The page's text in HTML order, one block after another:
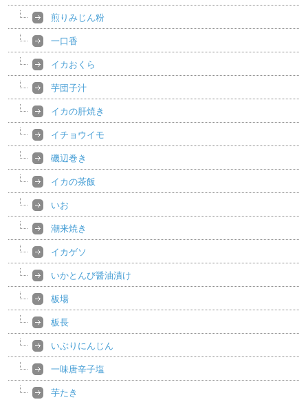
煎りみじん粉
一口香
イカおくら
芋団子汁
イカの肝焼き
イチョウイモ
磯辺巻き
イカの茶飯
いお
潮来焼き
イカゲソ
いかとんび醤油漬け
板場
板長
いぶりにんじん
一味唐辛子塩
芋たき